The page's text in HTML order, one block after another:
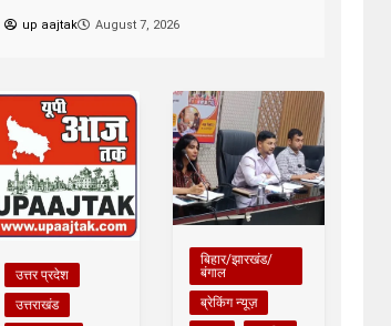
up aajtak August 7, 2026
उत्तर प्रदेश
उत्तराखंड
बिहार/झारखंड/
बंगाल
ब्रेकिंग न्यूज़